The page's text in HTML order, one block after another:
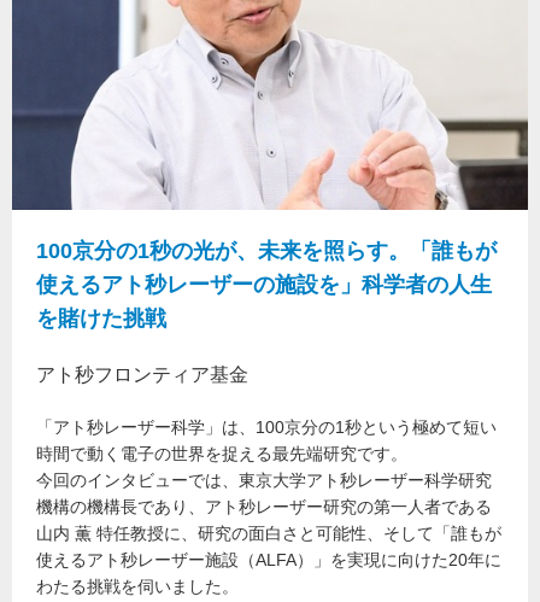
100京分の1秒の光が、未来を照らす。「誰もが
使えるアト秒レーザーの施設を」科学者の人生
を賭けた挑戦
アト秒フロンティア基金
「アト秒レーザー科学」は、100京分の1秒という極めて短い
時間で動く電子の世界を捉える最先端研究です。
今回のインタビューでは、東京大学アト秒レーザー科学研究
機構の機構長であり、アト秒レーザー研究の第一人者である
山内 薫 特任教授に、研究の面白さと可能性、そして「誰もが
使えるアト秒レーザー施設（ALFA）」を実現に向けた20年に
わたる挑戦を伺いました。